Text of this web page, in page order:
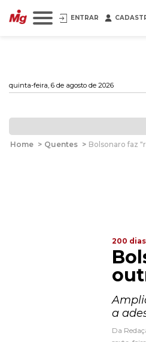
ENTRAR
quinta-feira, 6 de agosto de 2026
Home > Quentes > Bolsonaro faz
200
a
Da